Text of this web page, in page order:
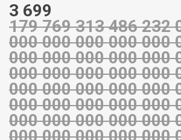
3 699
179 769 313 486 232
000 000 000 000 000
000 000 000 000 000
000 000 000 000 000
000 000 000 000 000
000 000 000 000 000
000 000 000 000 000